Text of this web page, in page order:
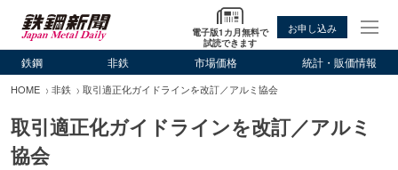
電子版1カ月無料で
試読できます
お申し込み
鉄鋼 非鉄 市場価格 統計・販価情報
HOME 非鉄 取引適正化ガイドラインを改訂／アルミ協会
取引適正化ガイドラインを改訂／アルミ
協会